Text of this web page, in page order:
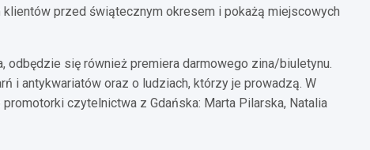
przed świątecznym okresem i pokażą miejscowych
odbędzie się również premiera darmowego zina/biuletynu.
i antykwariatów oraz o ludziach, którzy je prowadzą. W
czytelnictwa z Gdańska: Marta Pilarska, Natalia